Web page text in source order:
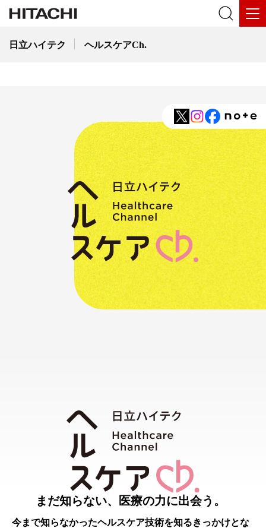
日立ハイテク ヘルスケアCh.
まだ知らない、医療の力に出会う。
今まで知らなかったヘルスケア技術を知るきっかけとな